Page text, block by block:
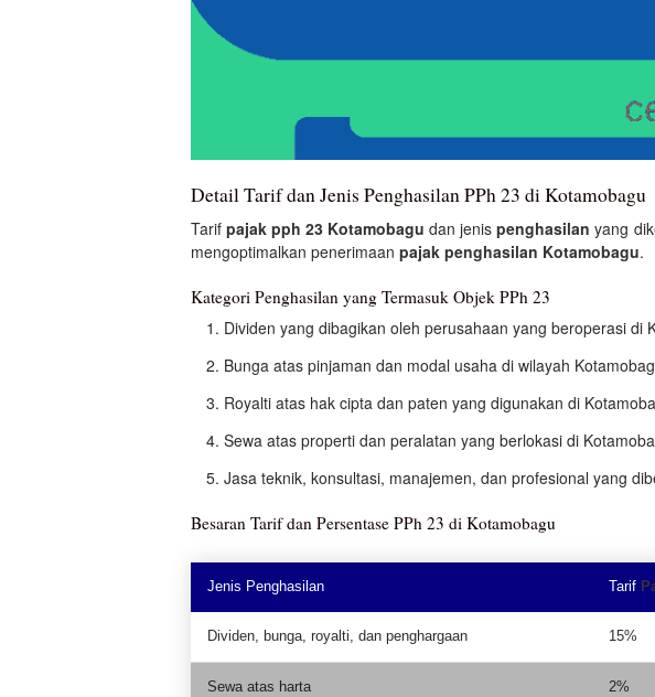
Detail Tarif dan Jenis Penghasilan PPh 23 di Kotamobagu
Tarifpajak pph 23 Kotamobagu dan jenispenghasilan yang
mengoptimalkan penerimaan pajak penghasilan Kotamobagu.
Kategori Penghasilan yang Termasuk Objek PPh 23
Dividen yang dibagikan oleh perusahaan yang beroperasi di
Bunga atas pinjaman dan modal usaha di wilayah
Royalti atas hak cipta dan paten yang digunakan di
Sewa atas properti dan peralatan yang berlokasi di
Jasa teknik, konsultasi, manajemen, dan profesional yang
Besaran Tarif dan Persentase PPh 23 di Kotamobagu
Jenis Penghasilan Tarif
Dividen, bunga, royalti, dan penghargaan 15%
Sewa atas harta 2%